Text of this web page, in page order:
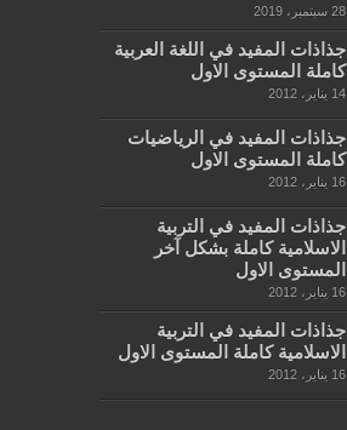
28 سبتمبر، 2019
جذاذات المفيد في اللغة العربية
كاملة المستوى الاول
14 يناير، 2012
جذاذات المفيد في الرياضيات
كاملة المستوى الاول
16 يناير، 2012
جذاذات المفيد في التربية
الاسلامية كاملة بشكل آخر
المستوى الاول
16 يناير، 2012
جذاذات المفيد في التربية
الاسلامية كاملة المستوى الاول
16 يناير، 2012